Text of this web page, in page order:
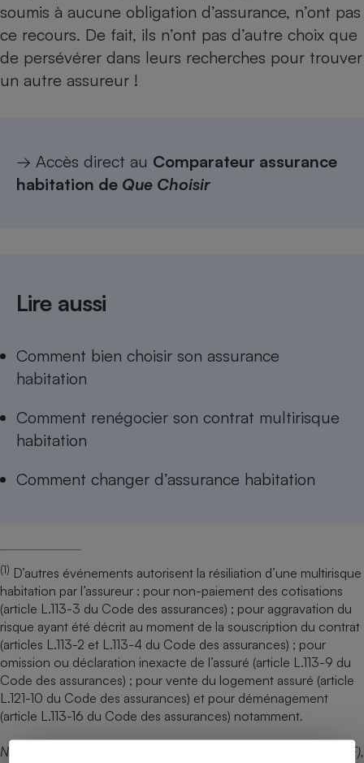
soumis à aucune obligation d’assurance, n’ont pas
ce recours. De fait, ils n’ont pas d’autre choix que
de persévérer dans leurs recherches pour trouver
un autre assureur !
→ Accès direct au Comparateur assurance
habitation de Que Choisir
Lire aussi
Comment bien choisir son assurance
habitation
Comment renégocier son contrat multirisque
habitation
Comment changer d’assurance habitation
(1) D’autres événements autorisent la résiliation d’une multirisque
habitation par l’assureur : pour non-paiement des cotisations
(article L.113-3 du Code des assurances) ; pour aggravation du
risque ayant été décrit au moment de la souscription du contrat
(articles L.113-2 et L.113-4 du Code des assurances) ; pour
omission ou déclaration inexacte de l’assuré (article L.113-9 du
Code des assurances) ; pour vente du logement assuré (article
L.121-10 du Code des assurances) et pour déménagement
(article L.113-16 du Code des assurances) notamment.
N.B. La MACIF, la MAIF et le groupe Covéa (MMA, MAAF et GMF),